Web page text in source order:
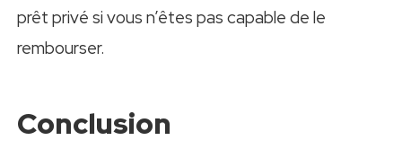
prêt privé si vous n’êtes pas capable de le
rembourser.
Conclusion